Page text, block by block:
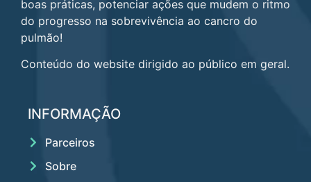
boas práticas, potenciar ações que mudem o ritmo
do progresso na sobrevivência ao cancro do
pulmão!
Conteúdo do website dirigido ao público em geral.
INFORMAÇÃO
Parceiros
Sobre